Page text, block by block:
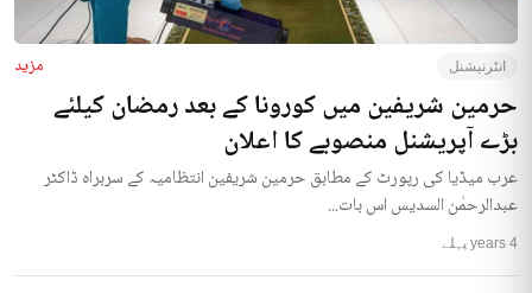
انٹرنیشنل مزید
حرمین شریفین میں کورونا کے بعد رمضان کیلئے
بڑے آپریشنل منصوبے کا اعلان
عرب میڈیا کی رپورٹ کے مطابق حرمین شریفین انتظامیہ کے سربراہ ڈاکٹر
عبدالرحمٰن السدیس اس بات...
4 years پہلے